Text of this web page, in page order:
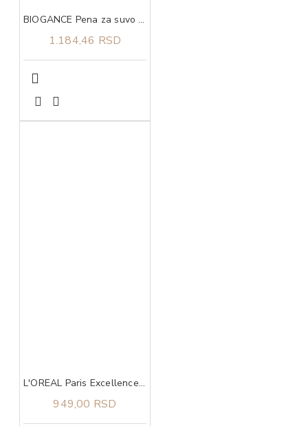
BIOGANCE Pena za suvo pranje kod pasa No Rinse Foamer Dog 200ml
1.184,46 RSD
L'OREAL Paris Excellence 7.1 boja za kosu
949,00 RSD